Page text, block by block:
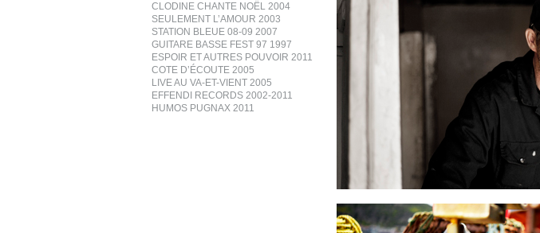
CLODINE CHANTE NOËL 2004
SEULEMENT L’AMOUR 2003
STATION BLEUE 08-09 2007
GUITARE BASSE FEST 97 1997
ESPOIR ET AUTRES POUVOIR 2011
COTE D’ÉCOUTE 2005
LIVE AU VA-ET-VIENT 2005
EFFENDI RECORDS 2002-2011
HUMOS PUGNAX 2011